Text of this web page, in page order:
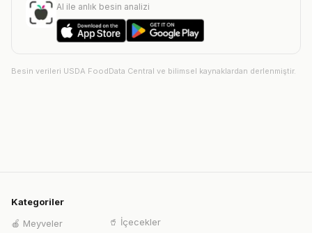
AI ile anlık besin analizi
Besin verileri USDA FoodData Central ve bilimsel kaynaklardan derlenmiştir.
Kategoriler
🍎 Meyveler
🥤 İçecekler